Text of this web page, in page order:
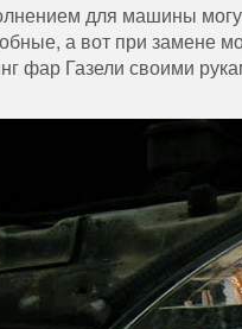
для машины
а вот при замене
фар Газели своими